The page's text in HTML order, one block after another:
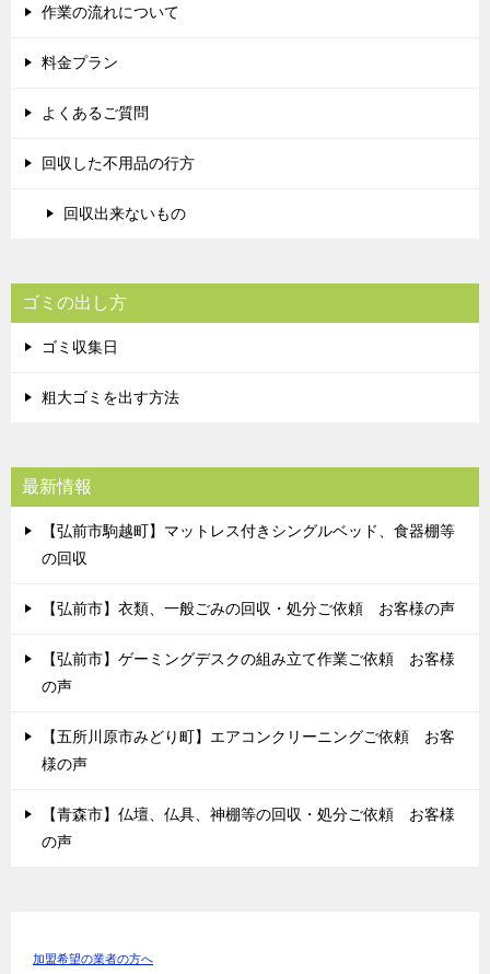
作業の流れについて
料金プラン
よくあるご質問
回収した不用品の行方
回収出来ないもの
ゴミの出し方
ゴミ収集日
粗大ゴミを出す方法
最新情報
【弘前市駒越町】マットレス付きシングルベッド、食器棚等
の回収
【弘前市】衣類、一般ごみの回収・処分ご依頼 お客様の声
【弘前市】ゲーミングデスクの組み立て作業ご依頼 お客様
の声
【五所川原市みどり町】エアコンクリーニングご依頼 お客
様の声
【青森市】仏壇、仏具、神棚等の回収・処分ご依頼 お客様
の声
加盟希望の業者の方へ